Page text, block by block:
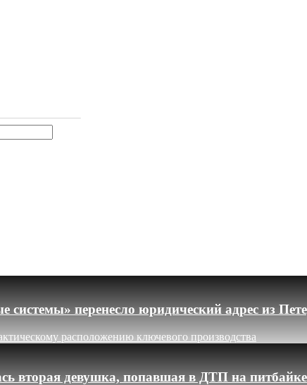
системы» перенесло юридический адрес из
расположению ключевого производства
вторая девушка, попавшая в ДТП на питбайке